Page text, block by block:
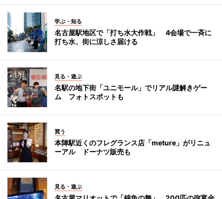
学ぶ・知る
名古屋駅地区で「打ち水大作戦」 4会場で一斉に
打ち水、街に涼しさ届ける
見る・遊ぶ
名駅の地下街「ユニモール」でリアル謎解きゲー
ム フォトスポットも
買う
本陣駅近くのフレグランス店「meture」がリニュ
ーアル ドーナツ販売も
見る・遊ぶ